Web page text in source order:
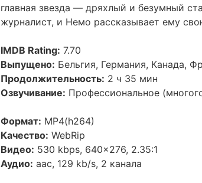
главная звезда — дряхлый и безумный
журналист, и Немо рассказывает ему
IMDB Rating: 7.70
Выпущено: Бельгия, Германия, Канада,
Продолжительность: 2 ч 35 мин
Озвучивание: Профессиональное
Формат: MP4(h264)
Качество: WebRip
Видео: 530 kbps, 640x276, 2.35:1
Аудио: aac, 129 kb/s, 2 канала